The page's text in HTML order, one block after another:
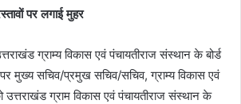
पर लगाई मुहर
ग्राम्य विकास एवं पंचायतीराज संस्थान के बोर्ड
मुख्य सचिव/प्रमुख सचिव/सचिव, ग्राम्य विकास एवं
उत्तराखंड ग्राम विकास एवं पंचायतीराज संस्थान के